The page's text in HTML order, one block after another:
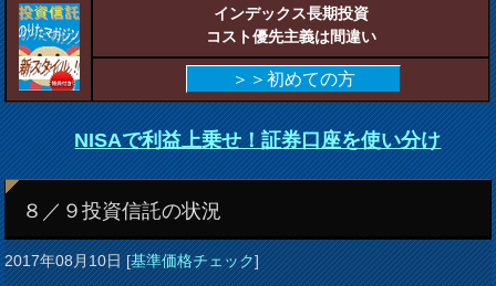
インデックス長期投資
コスト優先主義は間違い
＞＞初めての方
NISAで利益上乗せ！証券口座を使い分け
８／９投資信託の状況
2017年08月10日[基準価格チェック]